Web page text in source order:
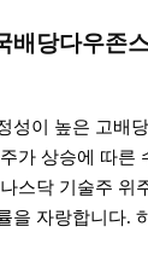
배당다우존
성이 높은 고배
가 상승에 따른
스닥 기술주 위
을 자랑합니다.